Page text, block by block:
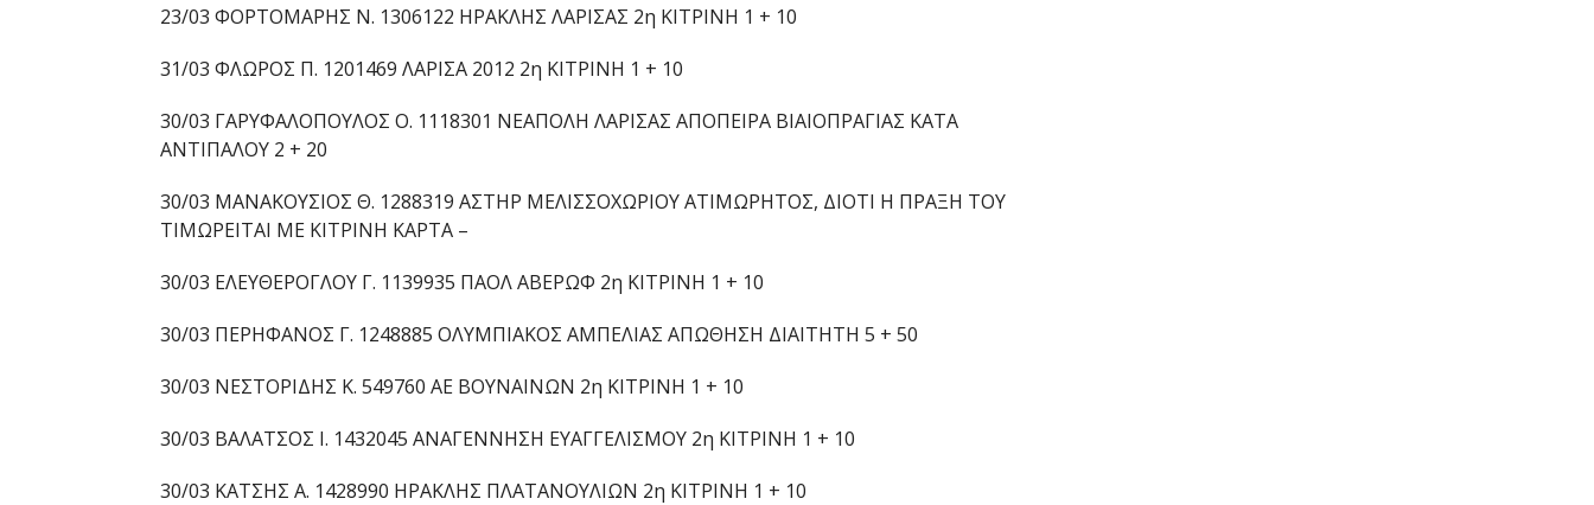
23/03 ΦΟΡΤΟΜΑΡΗΣ Ν. 1306122 ΗΡΑΚΛΗΣ ΛΑΡΙΣΑΣ 2η ΚΙΤΡΙΝΗ 1 + 10
31/03 ΦΛΩΡΟΣ Π. 1201469 ΛΑΡΙΣΑ 2012 2η ΚΙΤΡΙΝΗ 1 + 10
30/03 ΓΑΡΥΦΑΛΟΠΟΥΛΟΣ Ο. 1118301 ΝΕΑΠΟΛΗ ΛΑΡΙΣΑΣ ΑΠΟΠΕΙΡΑ ΒΙΑΙΟΠΡΑΓΙΑΣ ΚΑΤΑ
ΑΝΤΙΠΑΛΟΥ 2 + 20
30/03 ΜΑΝΑΚΟΥΣΙΟΣ Θ. 1288319 ΑΣΤΗΡ ΜΕΛΙΣΣΟΧΩΡΙΟΥ ΑΤΙΜΩΡΗΤΟΣ, ΔΙΟΤΙ Η ΠΡΑΞΗ ΤΟΥ
ΤΙΜΩΡΕΙΤΑΙ ΜΕ ΚΙΤΡΙΝΗ ΚΑΡΤΑ –
30/03 ΕΛΕΥΘΕΡΟΓΛΟΥ Γ. 1139935 ΠΑΟΛ ΑΒΕΡΩΦ 2η ΚΙΤΡΙΝΗ 1 + 10
30/03 ΠΕΡΗΦΑΝΟΣ Γ. 1248885 ΟΛΥΜΠΙΑΚΟΣ ΑΜΠΕΛΙΑΣ ΑΠΩΘΗΣΗ ΔΙΑΙΤΗΤΗ 5 + 50
30/03 ΝΕΣΤΟΡΙΔΗΣ Κ. 549760 ΑΕ ΒΟΥΝΑΙΝΩΝ 2η ΚΙΤΡΙΝΗ 1 + 10
30/03 ΒΑΛΑΤΣΟΣ Ι. 1432045 ΑΝΑΓΕΝΝΗΣΗ ΕΥΑΓΓΕΛΙΣΜΟΥ 2η ΚΙΤΡΙΝΗ 1 + 10
30/03 ΚΑΤΣΗΣ Α. 1428990 ΗΡΑΚΛΗΣ ΠΛΑΤΑΝΟΥΛΙΩΝ 2η ΚΙΤΡΙΝΗ 1 + 10